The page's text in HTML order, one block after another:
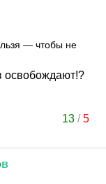
— чтобы не
освобождают!?
13 /5
в